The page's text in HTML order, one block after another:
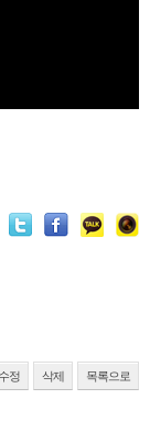
수정 삭제 목록으로